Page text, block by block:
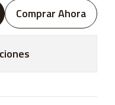
Comprar Ahora